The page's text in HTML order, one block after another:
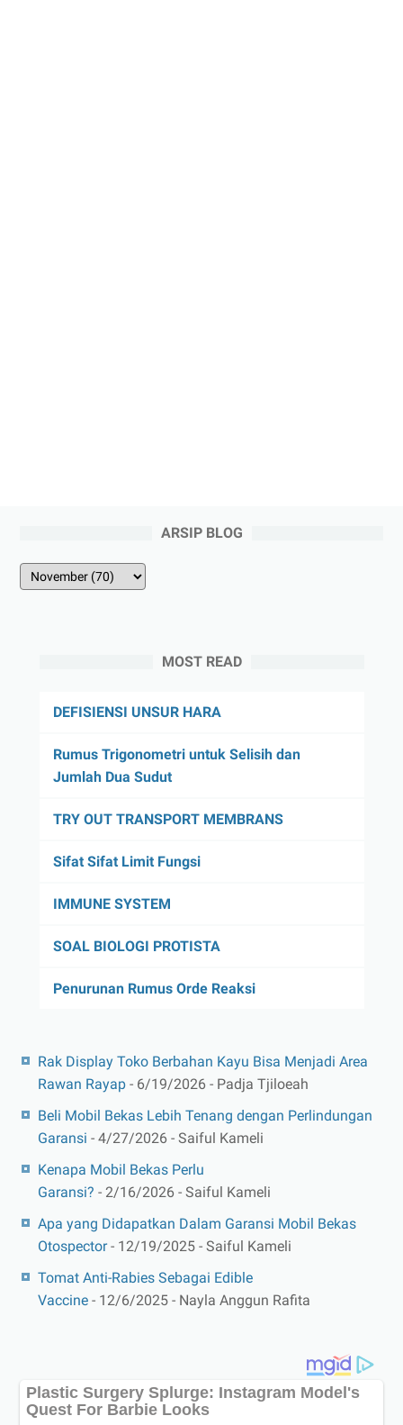
ARSIP BLOG
MOST READ
DEFISIENSI UNSUR HARA
Rumus Trigonometri untuk Selisih dan
Jumlah Dua Sudut
TRY OUT TRANSPORT MEMBRANS
Sifat Sifat Limit Fungsi
IMMUNE SYSTEM
SOAL BIOLOGI PROTISTA
Penurunan Rumus Orde Reaksi
Rak Display Toko Berbahan Kayu Bisa Menjadi Area
Rawan Rayap - 6/19/2026 - Padja Tjiloeah
Beli Mobil Bekas Lebih Tenang dengan Perlindungan
Garansi - 4/27/2026 - Saiful Kameli
Kenapa Mobil Bekas Perlu
Garansi? - 2/16/2026 - Saiful Kameli
Apa yang Didapatkan Dalam Garansi Mobil Bekas
Otospector- 12/19/2025 - Saiful Kameli
Tomat Anti-Rabies Sebagai Edible
Vaccine - 12/6/2025 - Nayla Anggun Rafita